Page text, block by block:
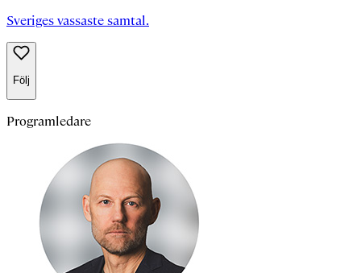
Sveriges vassaste samtal.
Följ
Programledare